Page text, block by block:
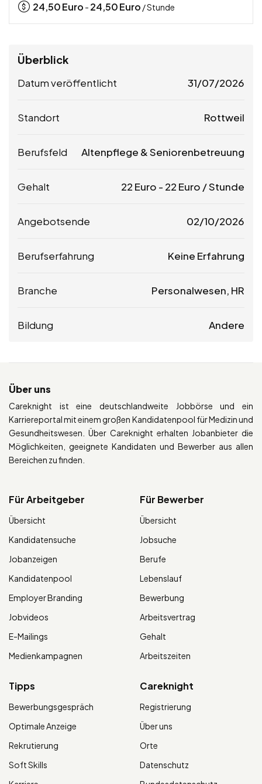
24,50Euro - 24,50Euro / Stunde
Überblick
Datum veröffentlicht 31/07/2026
Standort Rottweil
Berufsfeld Altenpflege & Seniorenbetreuung
Gehalt 22 Euro - 22 Euro / Stunde
Angebotsende 02/10/2026
Berufserfahrung Keine Erfahrung
Branche Personalwesen, HR
Bildung Andere
Über uns
Careknight ist eine deutschlandweite Jobbörse und ein
Karriereportal mit einem großen Kandidatenpool für Medizin und
Gesundheitswesen. Über Careknight erhalten Jobanbieter die
Möglichkeiten, geeignete Kandidaten und Bewerber aus allen
Bereichen zu finden.
Für Arbeitgeber
Übersicht
Kandidatensuche
Jobanzeigen
Kandidatenpool
Employer Branding
Jobvideos
E-Mailings
Medienkampagnen
Für Bewerber
Übersicht
Jobsuche
Berufe
Lebenslauf
Bewerbung
Arbeitsvertrag
Gehalt
Arbeitszeiten
Tipps
Bewerbungsgespräch
Optimale Anzeige
Rekrutierung
Soft Skills
Careknight
Registrierung
Über uns
Orte
Datenschutz